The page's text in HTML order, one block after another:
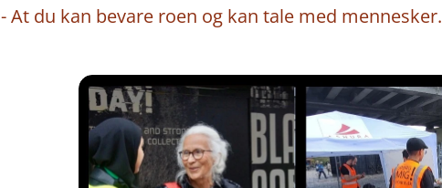
- At du kan bevare roen og kan tale med mennesker.